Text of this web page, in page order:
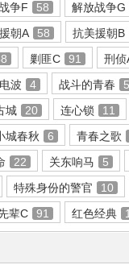
争F 58
解放战争G
朝A 58
抗美援朝B
剿匪C 91
刑侦
波 4 战斗的青春
5
城 20 连心锁
11
城春秋 6
青春之歌
22 关东响马
5
特殊身份的警官
10
辈C 91 红色经典